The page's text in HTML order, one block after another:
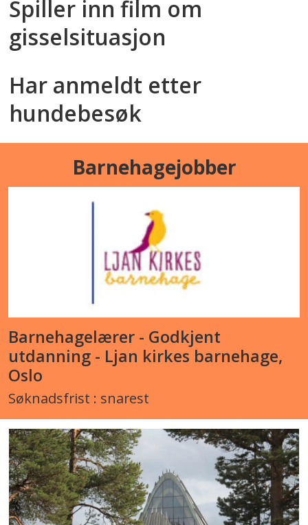
Spiller inn film om
gisselsituasjon
Har anmeldt etter
hundebesøk
Barnehagejobber
Barnehagelærer - Godkjent
utdanning - Ljan kirkes barnehage,
Oslo
Søknadsfrist : snarest